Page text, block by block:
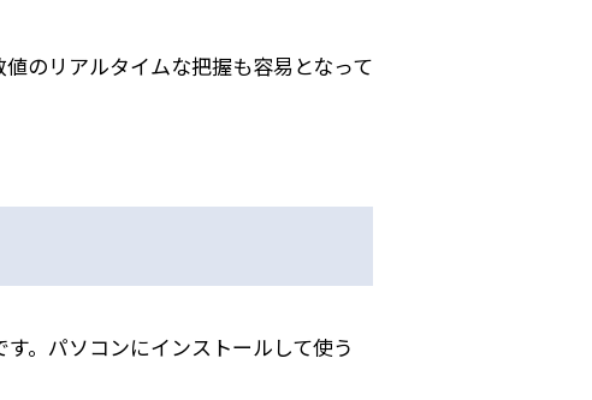
のリアルタイムな把握も容易となって
。パソコンにインストールして使う